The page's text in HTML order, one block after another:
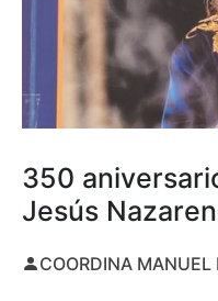
350
Jesús
COORDINA MANUEL